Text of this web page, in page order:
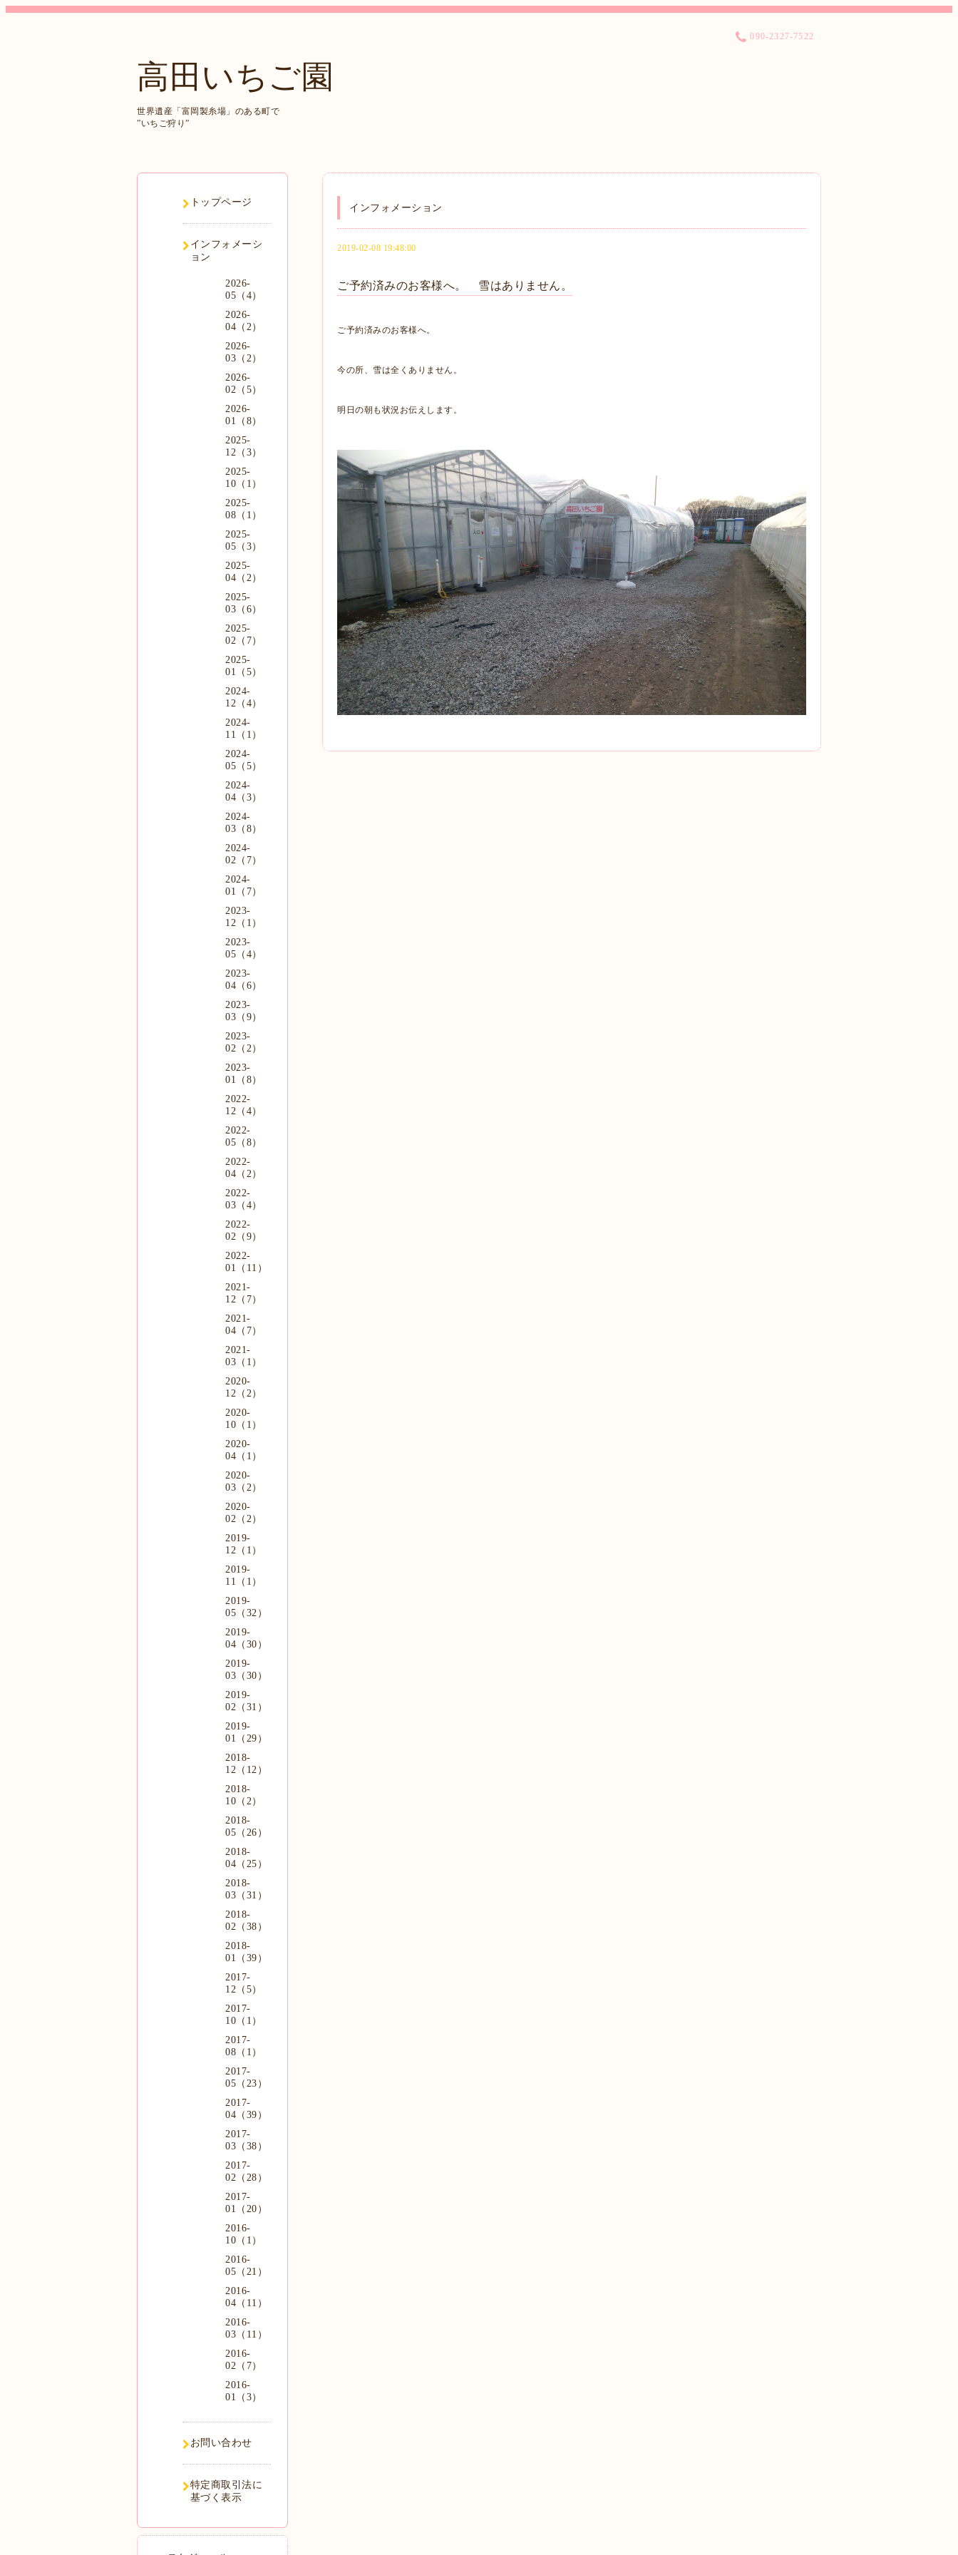
高田いちご園
世界遺産「富岡製糸場」のある町で
”いちご狩り”
090-2327-7522
インフォメーション
2019-02-08 19:48:00
ご予約済みのお客様へ。 雪はありません。
ご予約済みのお客様へ。
今の所、雪は全くありません。
明日の朝も状況お伝えします。
トップページ
インフォメーシ
ョン
2026-
05（4）
2026-
04（2）
2026-
03（2）
2026-
02（5）
2026-
01（8）
2025-
12（3）
2025-
10（1）
2025-
08（1）
2025-
05（3）
2025-
04（2）
2025-
03（6）
2025-
02（7）
2025-
01（5）
2024-
12（4）
2024-
11（1）
2024-
05（5）
2024-
04（3）
2024-
03（8）
2024-
02（7）
2024-
01（7）
2023-
12（1）
2023-
05（4）
2023-
04（6）
2023-
03（9）
2023-
02（2）
2023-
01（8）
2022-
12（4）
2022-
05（8）
2022-
04（2）
2022-
03（4）
2022-
02（9）
2022-
01（11）
2021-
12（7）
2021-
04（7）
2021-
03（1）
2020-
12（2）
2020-
10（1）
2020-
04（1）
2020-
03（2）
2020-
02（2）
2019-
12（1）
2019-
11（1）
2019-
05（32）
2019-
04（30）
2019-
03（30）
2019-
02（31）
2019-
01（29）
2018-
12（12）
2018-
10（2）
2018-
05（26）
2018-
04（25）
2018-
03（31）
2018-
02（38）
2018-
01（39）
2017-
12（5）
2017-
10（1）
2017-
08（1）
2017-
05（23）
2017-
04（39）
2017-
03（38）
2017-
02（28）
2017-
01（20）
2016-
10（1）
2016-
05（21）
2016-
04（11）
2016-
03（11）
2016-
02（7）
2016-
01（3）
お問い合わせ
特定商取引法に
基づく表示